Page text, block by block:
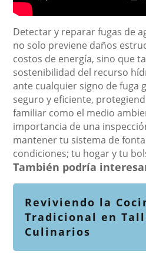
Detectar y reparar fugas de
no solo previene daños
costos de energía, sino que
sostenibilidad del recurso
ante cualquier signo de fuga
seguro y eficiente,
familiar como el medio
importancia de una
mantener tu sistema de
condiciones; tu hogar y tu
También podría
Reviviendo la
Tradicional en
Culinarios